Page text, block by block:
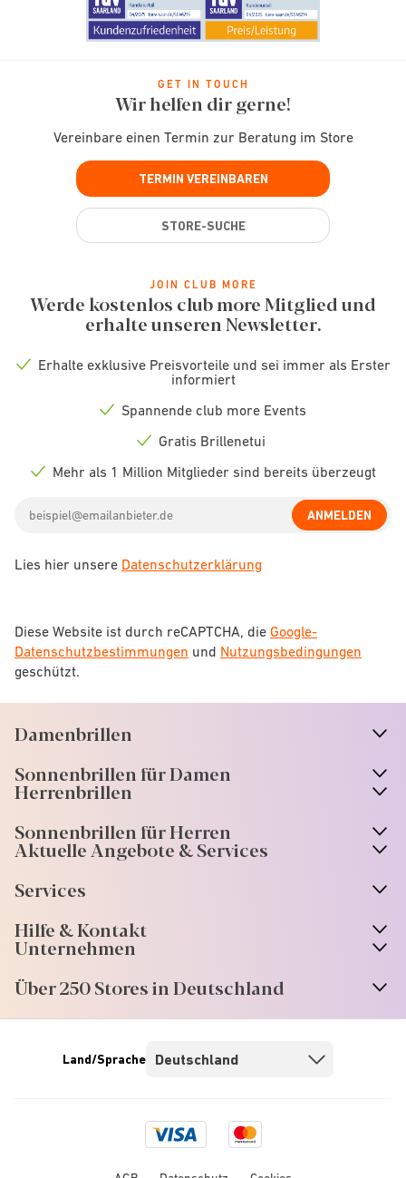
GET IN TOUCH
Wir helfen dir gerne!
Vereinbare einen Termin zur Beratung im Store
TERMIN VEREINBAREN
STORE-SUCHE
JOIN CLUB MORE
Werde kostenlos club more Mitglied und
erhalte unseren Newsletter.
Erhalte exklusive Preisvorteile und sei immer als Erster
informiert
Check
Spannende club more Events
icon
Gratis Brillenetui
Mehr als 1 Million Mitglieder sind bereits überzeugt
address
ANMELDEN
Lies hier unsere Datenschutzerklärung
Diese Website ist durch reCAPTCHA, die Google-
Datenschutzbestimmungen und Nutzungsbedingungen
geschützt.
Damenbrillen
Sonnenbrillen für Damen
Herrenbrillen
Sonnenbrillen für Herren
Aktuelle Angebote & Services
Services
Hilfe & Kontakt
Unternehmen
Über 250 Stores in Deutschland
Visa
logo
Mastercard
logo
Land/Sprache